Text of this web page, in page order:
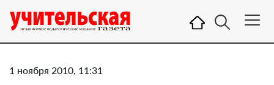
1 ноября 2010, 11:31